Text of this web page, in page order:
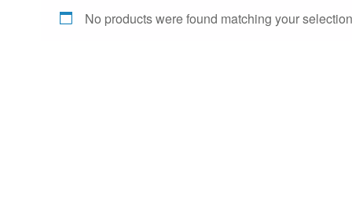
No products were found matching your